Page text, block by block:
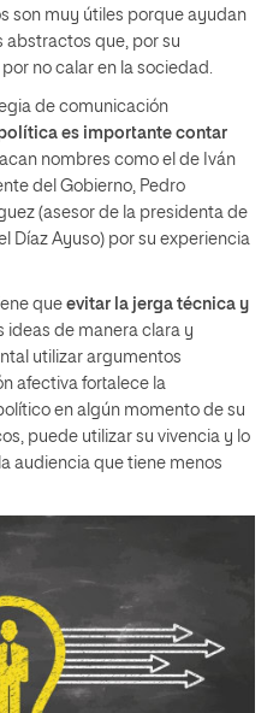
son muy útiles porque ayudan
abstractos que, por su
no calar en la sociedad.
de comunicación
es importante contar
nombres como el de Iván
del Gobierno, Pedro
(asesor de la presidenta de
Díaz Ayuso) por su experiencia
que evitar la jerga técnica y
ideas de manera clara y
utilizar argumentos
afectiva fortalece la
en algún momento de su
puede utilizar su vivencia y lo
audiencia que tiene menos